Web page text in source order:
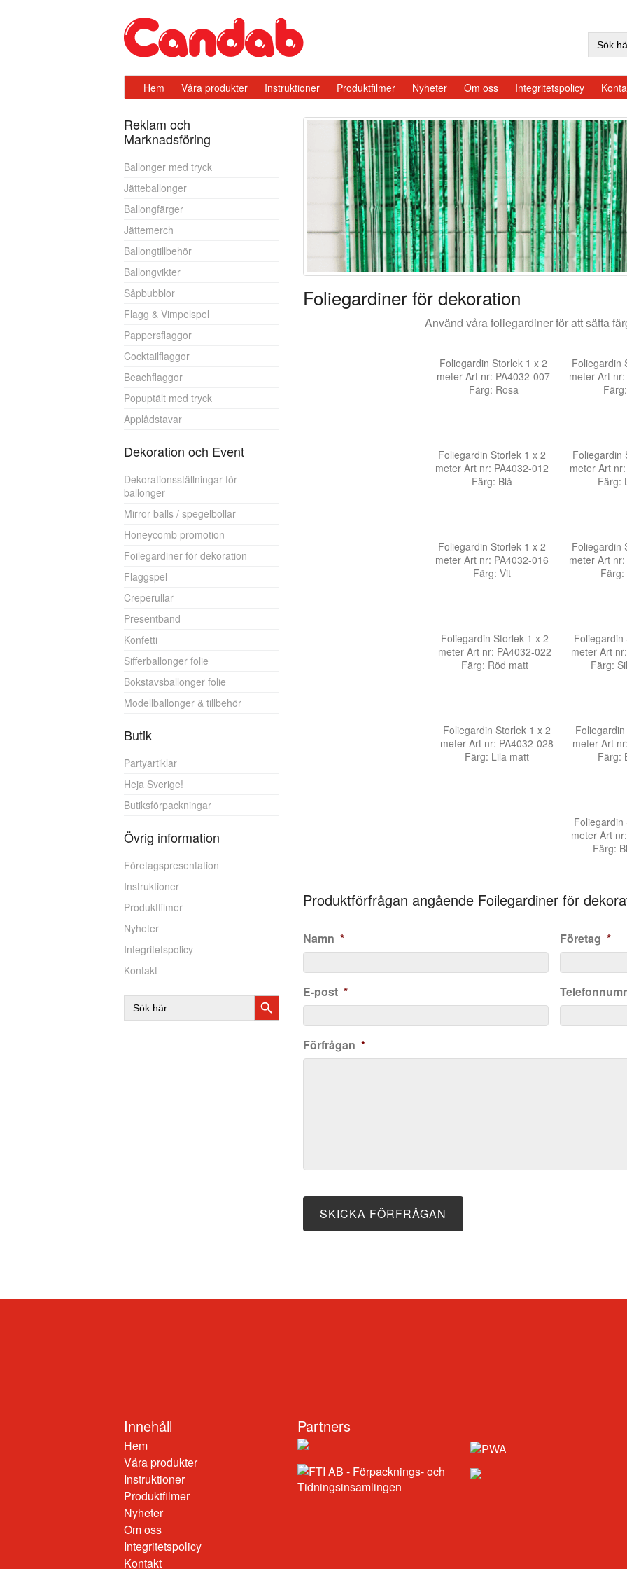
Sök
efter:
Hem Våra produkter Instruktioner Produktfilmer Nyheter Om oss Integritetspolicy
Foliegardiner för dekoration
Använd våra foliegardiner för att sätta
Foliegardin
meter Art
Foliegardin Storlek 1 x 2
meter Art nr: PA4032-007
Färg: Rosa
Foliegardin
meter Art
Färg:
Foliegardin Storlek 1 x 2
meter Art nr: PA4032-012
Färg: Blå
Foliegardin
meter Art
Färg:
Foliegardin Storlek 1 x 2
meter Art nr: PA4032-016
Färg: Vit
Foliegardin
meter Art
Färg:
Foliegardin Storlek 1 x 2
meter Art nr: PA4032-022
Färg: Röd matt
meter Art
Färg:
Foliegardin Storlek 1 x 2
meter Art nr: PA4032-028
Färg: Lila matt
Foliegardin
meter Art
Färg:
Produktförfrågan angående Foilegardiner för
Namn * Företag *
E-post *
Förfrågan *
SKICKA FÖRFRÅGAN
Reklam och
Marknadsföring
Ballonger med tryck
Jätteballonger
Ballongfärger
Jättemerch
Ballongtillbehör
Ballongvikter
Såpbubblor
Flagg & Vimpelspel
Pappersflaggor
Cocktailflaggor
Beachflaggor
Popuptält med tryck
Applådstavar
Dekoration och Event
Dekorationsställningar för
ballonger
Mirror balls / spegelbollar
Honeycomb promotion
Foilegardiner för dekoration
Flaggspel
Creperullar
Presentband
Konfetti
Sifferballonger folie
Bokstavsballonger folie
Modellballonger & tillbehör
Butik
Partyartiklar
Heja Sverige!
Butiksförpackningar
Övrig information
Företagspresentation
Instruktioner
Produktfilmer
Nyheter
Integritetspolicy
Kontakt
Sök
efter:
SÖKKNAPP
Innehåll
Hem
Våra produkter
Instruktioner
Produktfilmer
Nyheter
Om oss
Integritetspolicy
Kontakt
Partners